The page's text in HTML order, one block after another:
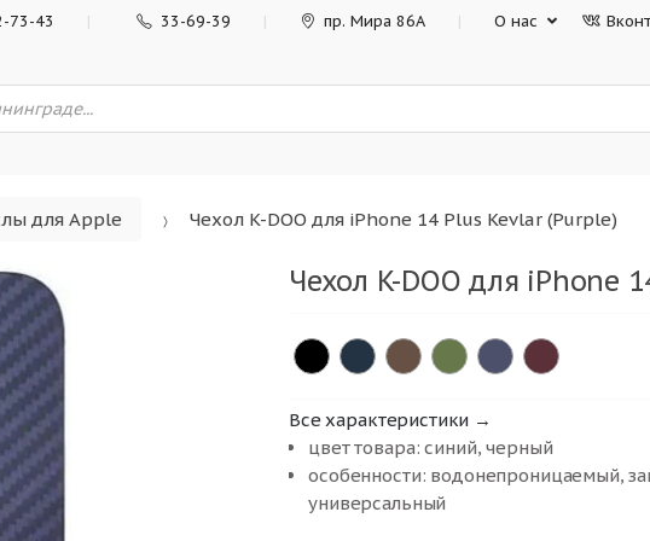
73-43 33-69-39 пр. Мира 86А О нас
для Apple Чехол K-DOO для iPhone 14 Plus Kevlar (Purple)
Чехол K-DOO для iPhone
Все характеристики →
цвет товара: синий, черный
особенности: водонепроницаемый,
универсальный